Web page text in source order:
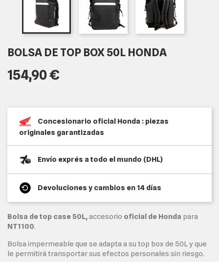
BOLSA DE TOP BOX 50L HONDA
154,90 €
Concesionario oficial Honda : piezas
originales garantizadas
Envío exprés a todo el mundo (DHL)
Devoluciones y cambios en 14 días
Bolsa de top case 50L,accesorio oficial de Honda para
NT1100.
Bolsa impermeable que se adapta a su top box de 50L y que
le permitirá transportar sus efectos personales sin riesgo.